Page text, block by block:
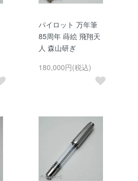
パイロット 万年筆
85周年 蒔絵 飛翔天
人 森山研ぎ
180,000円(税込)